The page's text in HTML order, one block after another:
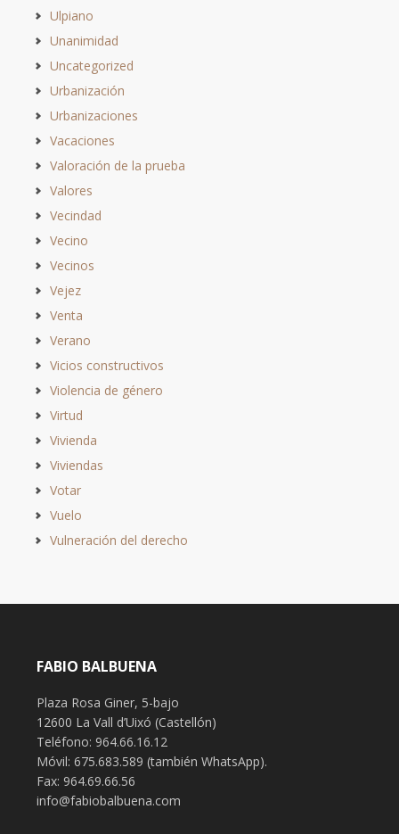
Ulpiano
Unanimidad
Uncategorized
Urbanización
Urbanizaciones
Vacaciones
Valoración de la prueba
Valores
Vecindad
Vecino
Vecinos
Vejez
Venta
Verano
Vicios constructivos
Violencia de género
Virtud
Vivienda
Viviendas
Votar
Vuelo
Vulneración del derecho
FABIO BALBUENA
Plaza Rosa Giner, 5-bajo
12600 La Vall d’Uixó (Castellón)
Teléfono: 964.66.16.12
Móvil: 675.683.589 (también WhatsApp).
Fax: 964.69.66.56
info@fabiobalbuena.com